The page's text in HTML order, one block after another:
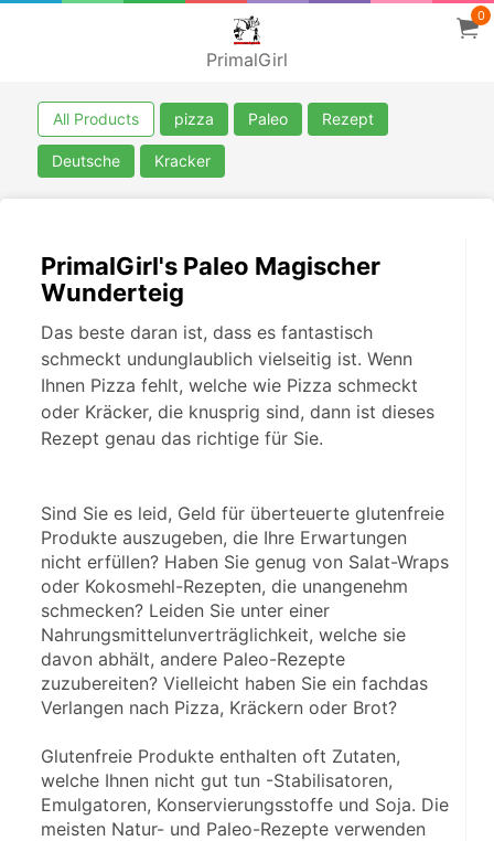
PrimalGirl
0
All Products pizza Paleo Rezept
Deutsche Kracker
PrimalGirl's Paleo Magischer
Wunderteig
Das beste daran ist, dass es fantastisch
schmeckt undunglaublich vielseitig ist. Wenn
Ihnen Pizza fehlt, welche wie Pizza schmeckt
oder Kräcker, die knusprig sind, dann ist dieses
Rezept genau das richtige für Sie.
Sind Sie es leid, Geld für überteuerte glutenfreie
Produkte auszugeben, die Ihre Erwartungen
nicht erfüllen? Haben Sie genug von Salat-Wraps
oder Kokosmehl-Rezepten, die unangenehm
schmecken? Leiden Sie unter einer
Nahrungsmittelunverträglichkeit, welche sie
davon abhält, andere Paleo-Rezepte
zuzubereiten? Vielleicht haben Sie ein fachdas
Verlangen nach Pizza, Kräckern oder Brot?
Glutenfreie Produkte enthalten oft Zutaten,
welche Ihnen nicht gut tun -Stabilisatoren,
Emulgatoren, Konservierungsstoffe und Soja. Die
meisten Natur- und Paleo-Rezepte verwenden